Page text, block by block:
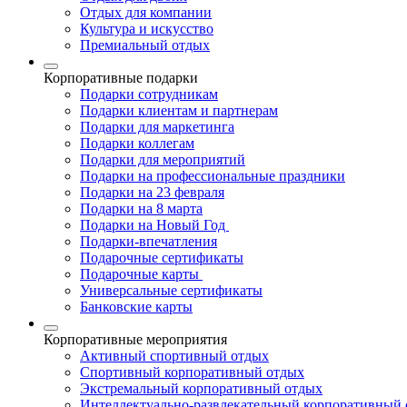
Отдых для компании
Культура и искусство
Премиальный отдых
Корпоративные подарки
Подарки сотрудникам
Подарки клиентам и партнерам
Подарки для маркетинга
Подарки коллегам
Подарки для мероприятий
Подарки на профессиональные праздники
Подарки на 23 февраля
Подарки на 8 марта
Подарки на Новый Год
Подарки-впечатления
Подарочные сертификаты
Подарочные карты
Универсальные сертификаты
Банковские карты
Корпоративные мероприятия
Активный спортивный отдых
Спортивный корпоративный отдых
Экстремальный корпоративный отдых